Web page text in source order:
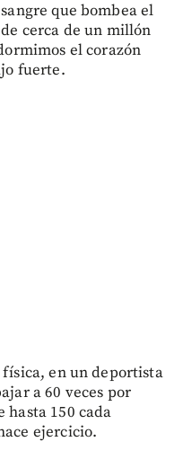
que bombea el
cerca de un millón
el corazón
fuerte.
en un deportista
a 60 veces por
150 cada
ejercicio.